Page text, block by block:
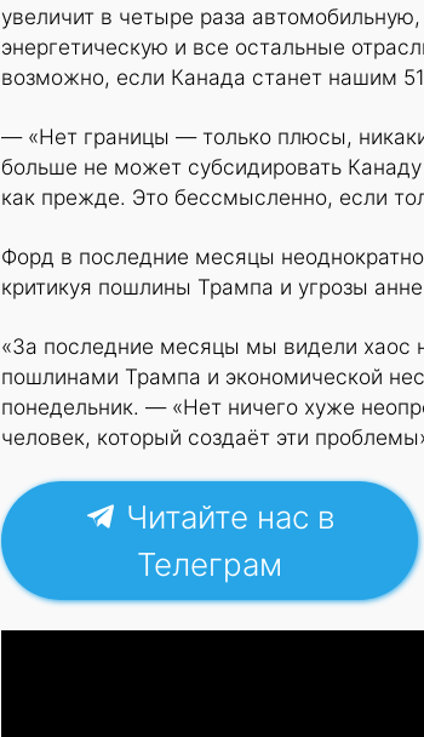
увеличит в четыре раза
энергетическую и все остальные
возможно, если Канада станет нашим
— «Нет границы — только плюсы,
больше не может субсидировать
как прежде. Это бессмысленно, если
Форд в последние месяцы
критикуя пошлины Трампа и угрозы
«За последние месяцы мы видели хаос
пошлинами Трампа и экономической
понедельник. — «Нет ничего хуже
человек, который создаёт эти
Читайте нас в
Телеграм